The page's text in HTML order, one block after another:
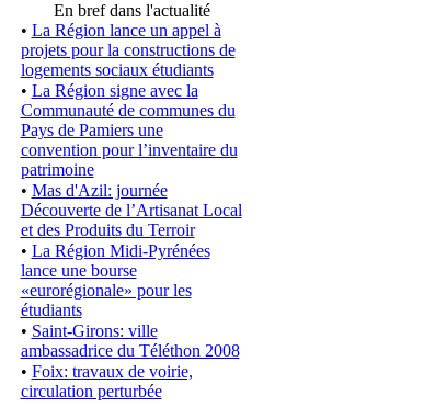
En bref dans l'actualité
• La Région lance un appel à
projets pour la constructions de
logements sociaux étudiants
• La Région signe avec la
Communauté de communes du
Pays de Pamiers une
convention pour l’inventaire du
patrimoine
• Mas d'Azil: journée
Découverte de l’Artisanat Local
et des Produits du Terroir
• La Région Midi-Pyrénées
lance une bourse
«eurorégionale» pour les
étudiants
• Saint-Girons: ville
ambassadrice du Téléthon 2008
• Foix: travaux de voirie,
circulation perturbée